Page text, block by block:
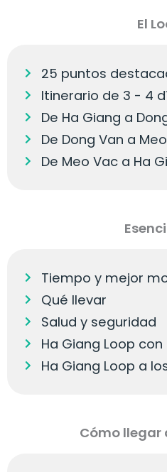
El
25 puntos
Itinerario de 3 - 4
De Ha Giang a
De Dong Van a
De Meo Vac a Ha
Tiempo y mejor
Qué llevar
Salud y seguridad
Ha Giang Loop con
Ha Giang Loop a
Cómo llegar